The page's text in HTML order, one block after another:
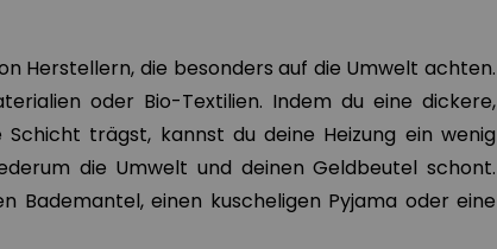
Herstellern, die besonders auf die Umwelt achten.
oder Bio-Textilien. Indem du eine dickere,
trägst, kannst du deine Heizung ein wenig
die Umwelt und deinen Geldbeutel schont.
Bademantel, einen kuscheligen Pyjama oder eine